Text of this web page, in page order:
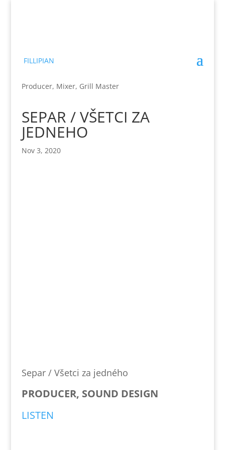
FILLIPIAN
Producer, Mixer, Grill Master
SEPAR / VŠETCI ZA
JEDNEHO
Nov 3, 2020
Separ / Všetci za jedného
PRODUCER, SOUND DESIGN
LISTEN